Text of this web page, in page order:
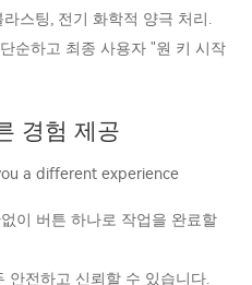
스팅, 전기 화학적 양극 처리.
순하고 최종 사용자 "원 키 시작
경험 제공
이 버튼 하나로 작업을 완료할
안전하고 신뢰할 수 있습니다.